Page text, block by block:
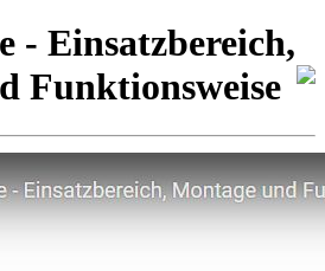
- Einsatzbereich,
Funktionsweise